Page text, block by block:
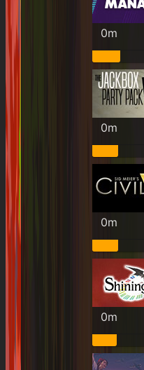
0m
0m
0m
0m